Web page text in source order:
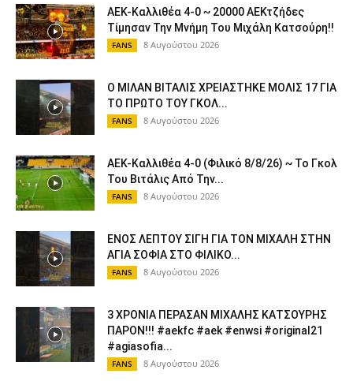
ΑΕΚ-Καλλιθέα 4-0 ~ 20000 ΑΕΚτζήδες
Τίμησαν Την Μνήμη Του Μιχάλη Κατσούρη!!
FANS 8 Αυγούστου 2026
Ο ΜΙΛΑΝ ΒΙΤΑΛΙΣ ΧΡΕΙΑΣΤΗΚΕ ΜΟΛΙΣ 17 ΓΙΑ
ΤΟ ΠΡΩΤΟ ΤΟΥ ΓΚΟΛ...
FANS 8 Αυγούστου 2026
ΑΕΚ-Καλλιθέα 4-0 (Φιλικό 8/8/26) ~ Το Γκολ
Του Βιτάλις Από Την...
FANS 8 Αυγούστου 2026
ΕΝΟΣ ΛΕΠΤΟΥ ΣΙΓΗ ΓΙΑ ΤΟΝ ΜΙΧΑΛΗ ΣΤΗΝ
ΑΓΙΑ ΣΟΦΙΑ ΣΤΟ ΦΙΛΙΚΟ...
FANS 8 Αυγούστου 2026
3 ΧΡΟΝΙΑ ΠΕΡΑΣΑΝ ΜΙΧΑΛΗΣ ΚΑΤΣΟΥΡΗΣ
ΠΑΡΟΝ!!! #aekfc #aek #enwsi #original21
#agiasofia...
FANS 8 Αυγούστου 2026